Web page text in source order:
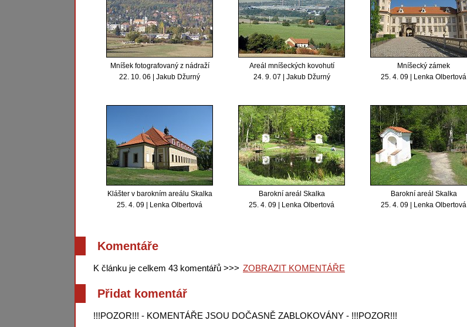
Mníšek fotografovaný z nádraží
22. 10. 06 | Jakub Džurný
Areál mníšeckých kovohutí
24. 9. 07 | Jakub Džurný
Mníšecký zámek
25. 4. 09 | Lenka Olbertová
Klášter v barokním areálu Skalka
25. 4. 09 | Lenka Olbertová
Barokní areál Skalka
25. 4. 09 | Lenka Olbertová
Barokní areál Skalka
25. 4. 09 | Lenka Olbertová
Komentáře
K článku je celkem 43 komentářů >>> ZOBRAZIT KOMENTÁŘE
Přidat komentář
!!!POZOR!!! - KOMENTÁŘE JSOU DOČASNĚ ZABLOKOVÁNY - !!!POZOR!!!